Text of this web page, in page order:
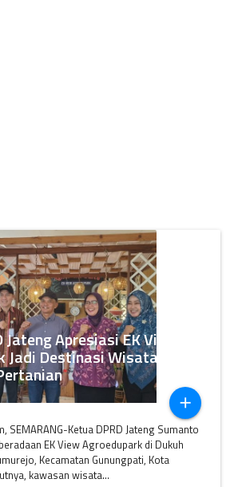
Apresiasi EK View
Jadi Destinasi Wisata
add
SEMARANG-Ketua DPRD Jateng Sumanto
EK View Agroedupark di Dukuh
Kecamatan Gunungpati, Kota
kawasan wisata...